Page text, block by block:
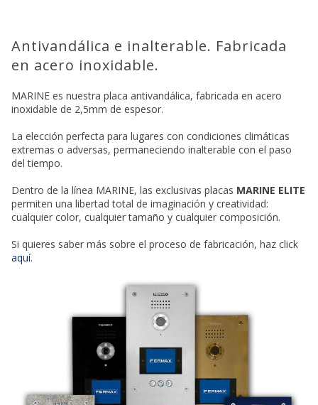
Antivandálica e inalterable. Fabricada
en acero inoxidable.
MARINE es nuestra placa antivandálica, fabricada en acero
inoxidable de 2,5mm de espesor.
La elección perfecta para lugares con condiciones climáticas
extremas o adversas, permaneciendo inalterable con el paso
del tiempo.
Dentro de la línea MARINE, las exclusivas placas MARINE ELITE
permiten una libertad total de imaginación y creatividad:
cualquier color, cualquier tamaño y cualquier composición.
Si quieres saber más sobre el proceso de fabricación, haz click
aquí.